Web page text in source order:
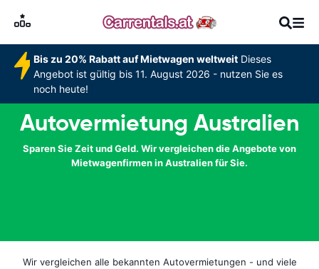
Bis zu 20% Rabatt auf Mietwagen weltweitDieses
Angebot ist gültig bis 11. August 2026 - nutzen Sie es
noch heute!
Autovermietung Australien
Sparen Sie Zeit und Geld. Wir vergleichen die Angebote von
Mietwagenfirmen in Australien für Sie.
Wir vergleichen alle bekannten Autovermietungen - und viele